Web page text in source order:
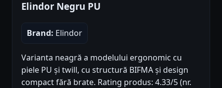
Elindor Negru PU
Brand: Elindor
Varianta neagră a modelului ergonomic cu
piele PU și twill, cu structură BIFMA și design
compact fără brate. Rating produs: 4.33/5 (nr.